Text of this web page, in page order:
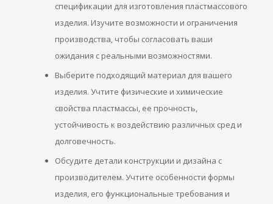
спецификации для изготовления пластмассового
изделия. Изучите возможности и ограничения
производства, чтобы согласовать ваши
ожидания с реальными возможностями.
Выберите подходящий материал для вашего
изделия. Учтите физические и химические
свойства пластмассы, ее прочность,
устойчивость к воздействию различных сред и
долговечность.
Обсудите детали конструкции и дизайна с
производителем. Учтите особенности формы
изделия, его функциональные требования и